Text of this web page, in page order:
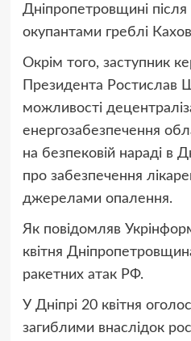
Дніпропетровщині після
окупантами греблі
Окрім того, заступник
Президента Ростислав
можливості
енергозабезпечення
на безпековій нараді в
про забезпечення
джерелами опалення.
Як повідомляв
квітня
ракетних атак РФ.
У Дніпрі 20 квітня
загиблими внаслідок